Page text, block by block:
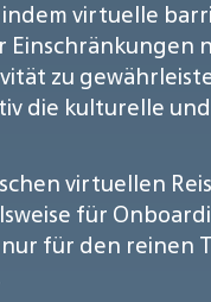
virtuelle
zu
die kulturelle
virtuellen
für
für den reinen